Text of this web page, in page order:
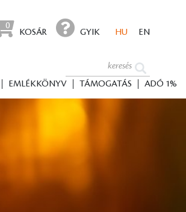
EMLÉKKÖNYV TÁMOGATÁS ADÓ 1%
0
KOSÁR GYIK HU EN